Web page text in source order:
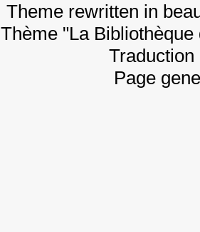
Theme rewritten in
Thème "La
Page